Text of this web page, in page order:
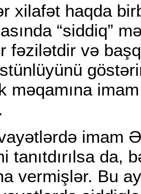
xilafət haqda
“siddiq”
fəzilətdir və
məqamına
imam
tanıtdırılsa da,
vermişlər. Bu